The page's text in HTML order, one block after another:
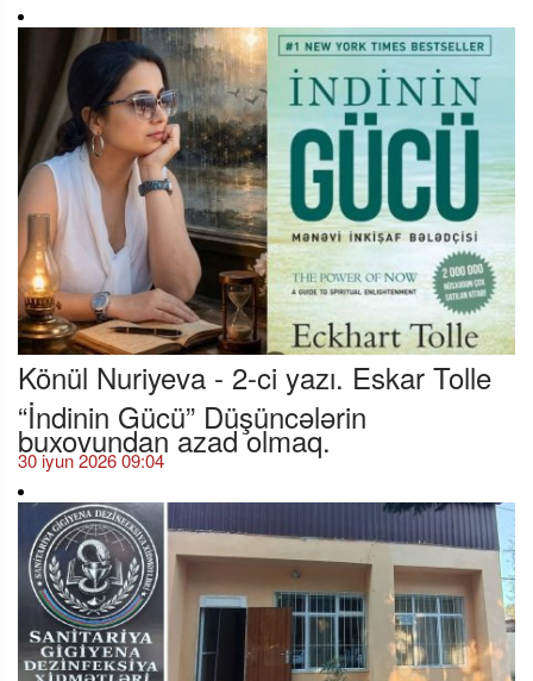
Könül Nuriyeva - 2-ci yazı. Eskar Tolle
“İndinin Gücü” Düşüncələrin
buxovundan azad olmaq.
30 iyun 2026 09:04